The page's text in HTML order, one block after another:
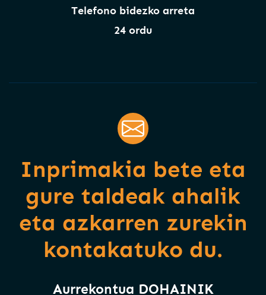
Telefono bidezko arreta
24 ordu
Inprimakia bete eta
gure taldeak ahalik
eta azkarren zurekin
kontakatuko du.
Aurrekontua DOHAINIK